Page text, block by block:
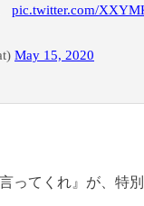
pic.twitter.com/
May 15, 2020
ってくれ』が、特